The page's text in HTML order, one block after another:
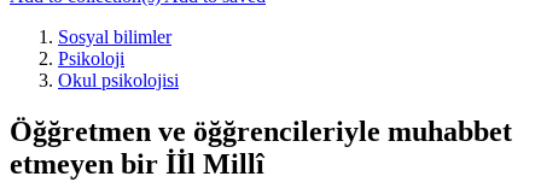
Sosyal bilimler
Psikoloji
Okul psikolojisi
Öğğretmen ve öğğrencileriyle muhabbet
etmeyen bir İİl Millî